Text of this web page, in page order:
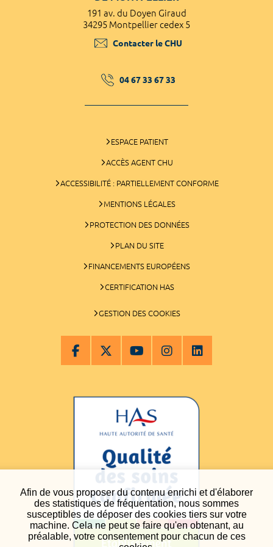
Afin de vous proposer du contenu enrichi et d'élaborer
des statistiques de fréquentation, nous sommes
susceptibles de déposer des cookies tiers sur votre
machine. Cela ne peut se faire qu'en obtenant, au
préalable, votre consentement pour chacun de ces
191 av. du Doyen Giraud
34295 Montpellier cedex 5
Contacter le CHU
04 67 33 67 33
ESPACE PATIENT
ACCÈS AGENT CHU
ACCESSIBILITÉ : PARTIELLEMENT CONFORME
MENTIONS LÉGALES
PROTECTION DES DONNÉES
PLAN DU SITE
FINANCEMENTS EUROPÉENS
CERTIFICATION HAS
GESTION DES COOKIES